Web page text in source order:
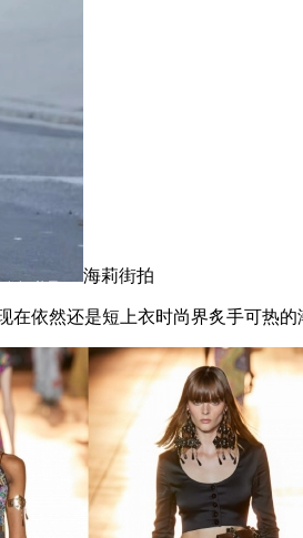
海莉街拍
依然还是短上衣时尚界炙手可热的